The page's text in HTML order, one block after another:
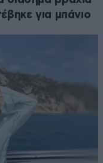
για μπάνιο